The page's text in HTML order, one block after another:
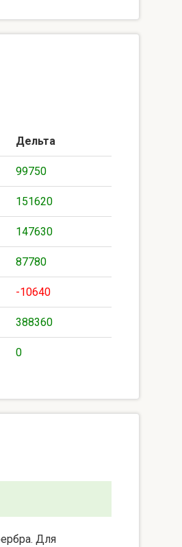
Дельта
99750
151620
147630
87780
-10640
388360
0
Для